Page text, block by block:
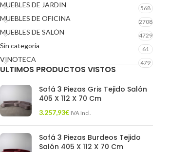
MUEBLES DE JARDIN 568
MUEBLES DE OFICINA 2708
MUEBLES DE SALÓN 4729
Sin categoría 61
VINOTECA 479
ULTIMOS PRODUCTOS VISTOS
Sofá 3 Piezas Gris Tejido Salón
405 X 112 X 70 Cm
3.257,93€ IVA Incl.
Sofá 3 Piezas Burdeos Tejido
Salón 405 X 112 X 70 Cm